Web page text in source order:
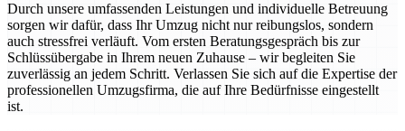
Durch unsere umfassenden Leistungen und individuelle Betreuung
sorgen wir dafür, dass Ihr Umzug nicht nur reibungslos, sondern
auch stressfrei verläuft. Vom ersten Beratungsgespräch bis zur
Schlüssübergabe in Ihrem neuen Zuhause – wir begleiten Sie
zuverlässig an jedem Schritt. Verlassen Sie sich auf die Expertise der
professionellen Umzugsfirma, die auf Ihre Bedürfnisse eingestellt
ist.